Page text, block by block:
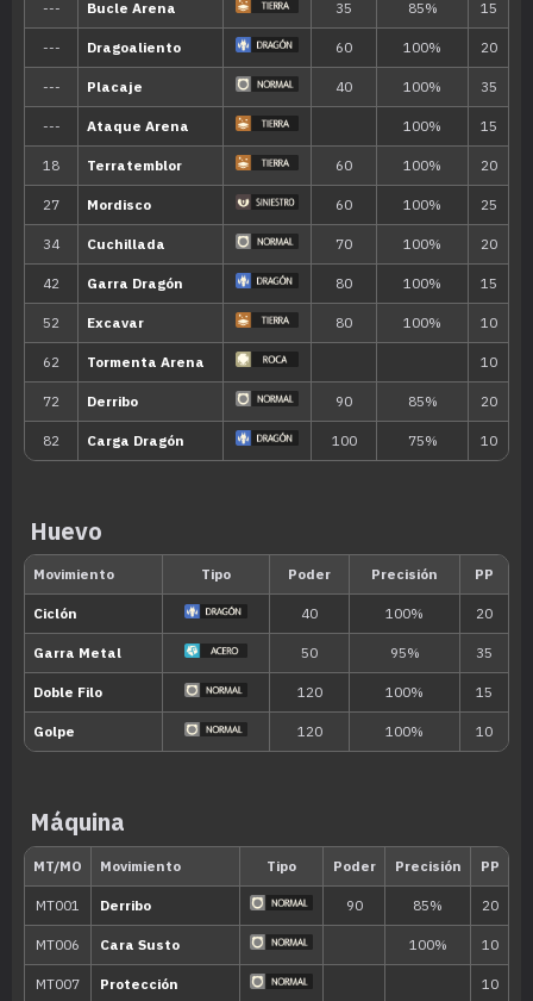
Habilidad
Velo Arena Aumenta su Evasión durante las
Piel Tosca
Habilidad oculta
Hiere con su piel áspera al Pokémon
movimiento de contacto.
Huevo
Máquina